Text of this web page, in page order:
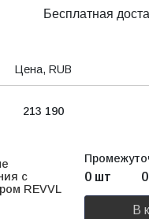
Бесплатная
Цена, RUB
213 190
с
REVVL
0 шт
В